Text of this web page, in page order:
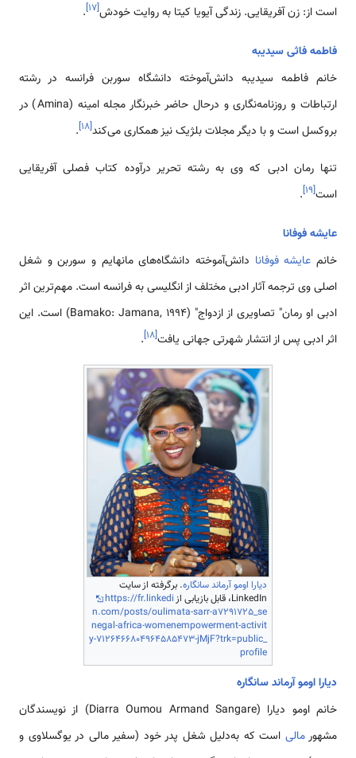
است از: زن آفریقایی. زندگی آیویا کیتا به روایت خودش[۱۷]
.
فاطمه فاثی سیدیبه
خانم فاطمه سیدیبه دانش‌آموخته دانشگاه سوربن فرانسه در رشته
ارتباطات و روزنامه‌نگاری و درحال حاضر خبرنگار مجله امینه (Amina) در
بروکسل است و با دیگر مجلات بلژیک نیز همکاری می‌کند[۱۸]
.
تنها رمان ادبی‌ که وی به رشته تحریر درآوده کتاب فصلی آفریقایی
است[۱۹]
.
عایشه فوفانا
خانم عایشه فوفانا دانش‌آموخته دانشگاه‌های مانهایم و سوربن و شغل
اصلی وی ترجمه آثار ادبی مختلف از انگلیسی به فرانسه است. مهم‌ترین اثر
ادبی او رمان" تصاویری از ازدواج" (Bamako: Jamana, 1994) است. این
اثر ادبی پس از انتشار شهرتی جهانی یافت[۱۸]
.
دیارا اومو آرماند سانگاره. برگرفته از سایت
LinkedIn، قابل بازیابی از
https://fr.linkedi
n.com/posts/oulimata-sarr-a7291725_se
negal-africa-womenempowerment-activit
y-7126466804964585473-jMjF?trk=public_
profile
دیارا اومو آرماند سانگاره
خانم اومو دیارا (Diarra Oumou Armand Sangare) از نویسندگان
مشهورمالی است که به‌دلیل شغل پدر خود (سفیر مالی در یوگسلاوی و